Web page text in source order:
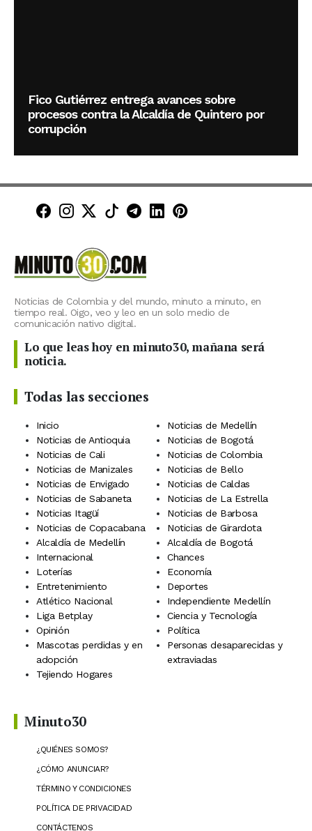
Fico Gutiérrez entrega avances sobre
procesos contra la Alcaldía de Quintero por
corrupción
Minuto30 en Facebook
Minuto30 en Instagram
Minuto30 en X (Twitter)
Minuto30 en TikTok
Canal de Minuto30 en
Minuto30 en LinkedIn
Minuto30 en
Noticias de Colombia y del mundo, minuto a minuto, en
tiempo real. Oigo, veo y leo en un solo medio de
comunicación nativo digital.
Lo que leas hoy en minuto30, mañana será
noticia.
Todas las secciones
Inicio
Noticias de Medellín
Noticias de Antioquia
Noticias de Bogotá
Noticias de Cali
Noticias de Colombia
Noticias de Manizales
Noticias de Bello
Noticias de Envigado
Noticias de Caldas
Noticias de Sabaneta
Noticias de La Estrella
Noticias Itagüí
Noticias de Barbosa
Noticias de Copacabana
Noticias de Girardota
Alcaldía de Medellín
Alcaldía de Bogotá
Internacional
Chances
Loterías
Economía
Entretenimiento
Deportes
Atlético Nacional
Independiente Medellín
Liga Betplay
Ciencia y Tecnología
Opinión
Política
Mascotas perdidas y en
adopción
Personas desaparecidas y
extraviadas
Tejiendo Hogares
Minuto30
¿QUIÉNES SOMOS?
¿CÓMO ANUNCIAR?
TÉRMINO Y CONDICIONES
POLÍTICA DE PRIVACIDAD
CONTÁCTENOS